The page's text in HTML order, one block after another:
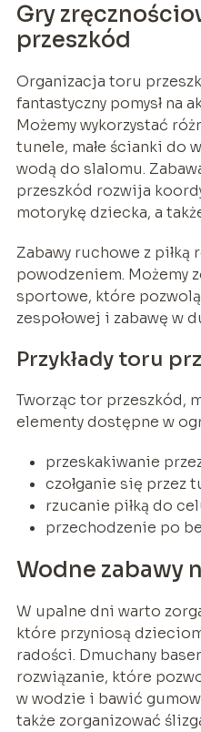
Gry
przeszkód
Organizacja toru
fantastyczny pomysł na
Możemy wykorzystać
tunele, małe ścianki do
wodą do slalomu.
przeszkód rozwija
motorykę dziecka, a
Zabawy ruchowe z
powodzeniem. Możemy
sportowe, które
zespołowej i zabawę w
Przykłady toru
Tworząc tor przeszkód,
elementy dostępne w
przeskakiwanie
czołganie się przez
rzucanie piłką do
przechodzenie po
Wodne zabawy
W upalne dni warto
które przyniosą
radości. Dmuchany
rozwiązanie, które
w wodzie i bawić
także zorganizować